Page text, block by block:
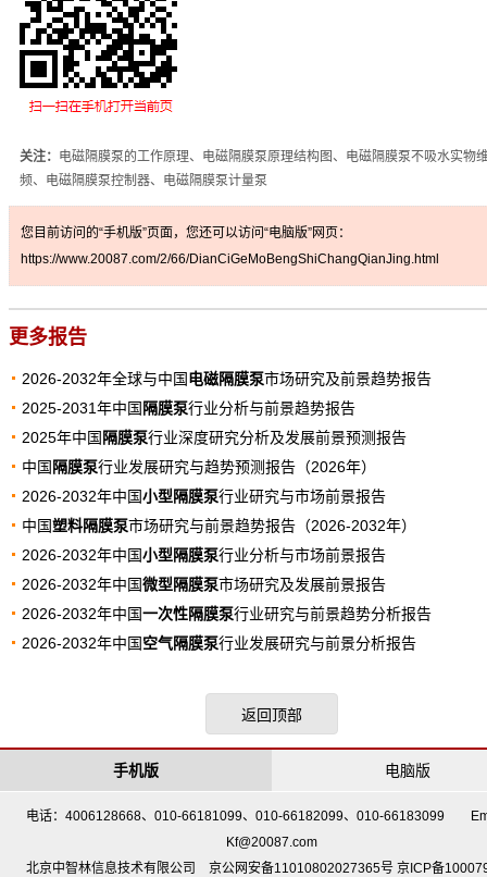
关注： 电磁隔膜泵的工作原理、电磁隔膜泵原理结构图、电磁隔膜泵不吸水实物
频、电磁隔膜泵控制器、电磁隔膜泵计量泵
您目前访问的“手机版”页面，您还可以访问“电脑版”网页：
https://www.20087.com/2/66/DianCiGeMoBengShiChangQianJing.html
更多报告
2026-2032年全球与中国电磁隔膜泵市场研究及前景趋势报告
2025-2031年中国 隔膜泵行业分析与前景趋势报告
2025年中国 隔膜泵行业深度研究分析及发展前景预测报告
中国 隔膜泵行业发展研究与趋势预测报告（2026年）
2026-2032年中国小型隔膜泵行业研究与市场前景报告
中国塑料隔膜泵市场研究与前景趋势报告（2026-2032年）
2026-2032年中国小型隔膜泵行业分析与市场前景报告
2026-2032年中国微型隔膜泵市场研究及发展前景报告
2026-2032年中国一次性隔膜泵行业研究与前景趋势分析报告
2026-2032年中国空气隔膜泵行业发展研究与前景分析报告
返回顶部
电脑版
手机版
电话：4006128668、010-66181099、010-66182099、010-66183099
Kf@20087.com
北京中智林信息技术有限公司 京公网安备11010802027365号 京ICP备